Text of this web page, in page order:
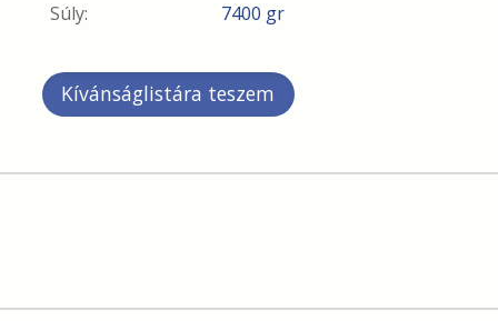
Súly:
7400 gr
Kívánságlistára teszem